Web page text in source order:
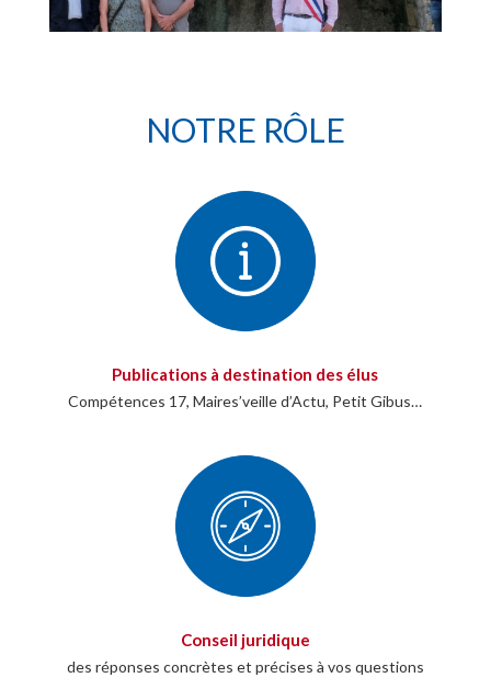
NOTRE RÔLE
Publications à destination des élus
Compétences 17, Maires’veille d’Actu, Petit Gibus…
Conseil juridique
des réponses concrètes et précises à vos questions